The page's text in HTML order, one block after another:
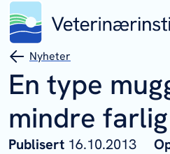
Nyheter
En type
mindre
Publisert 16.10.2013